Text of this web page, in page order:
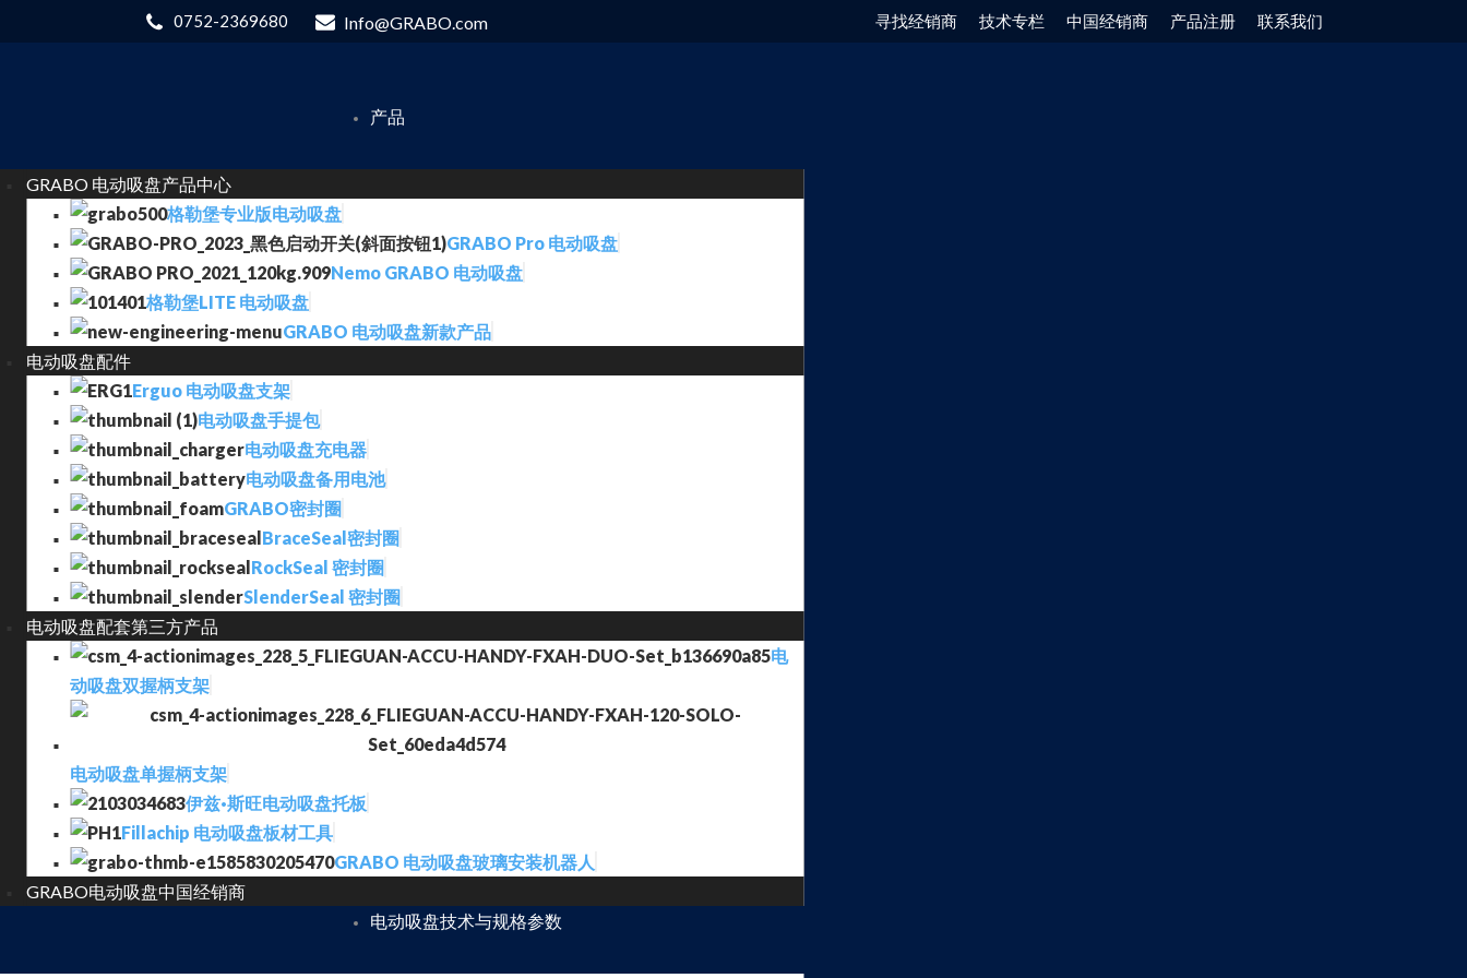
0752-2369680 Info@GRABO.com 寻找经销商 技术专栏 中国经销商 产品注册 联系我们
产品
GRABO 电动吸盘产品中心
格勒堡专业版电动吸盘
GRABO Pro 电动吸盘
Nemo GRABO 电动吸盘
格勒堡LITE 电动吸盘
GRABO 电动吸盘新款产品
电动吸盘配件
Erguo 电动吸盘支架
电动吸盘手提包
电动吸盘充电器
电动吸盘备用电池
GRABO密封圈
BraceSeal密封圈
RockSeal 密封圈
SlenderSeal 密封圈
电动吸盘配套第三方产品
电
动吸盘双握柄支架
电动吸盘单握柄支架
伊兹·斯旺电动吸盘托板
Fillachip 电动吸盘板材工具
GRABO 电动吸盘玻璃安装机器人
GRABO电动吸盘中国经销商
电动吸盘技术与规格参数